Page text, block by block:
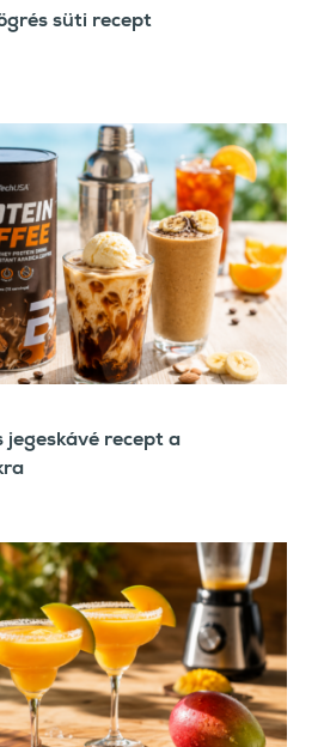
süti recept
jegeskávé recept a